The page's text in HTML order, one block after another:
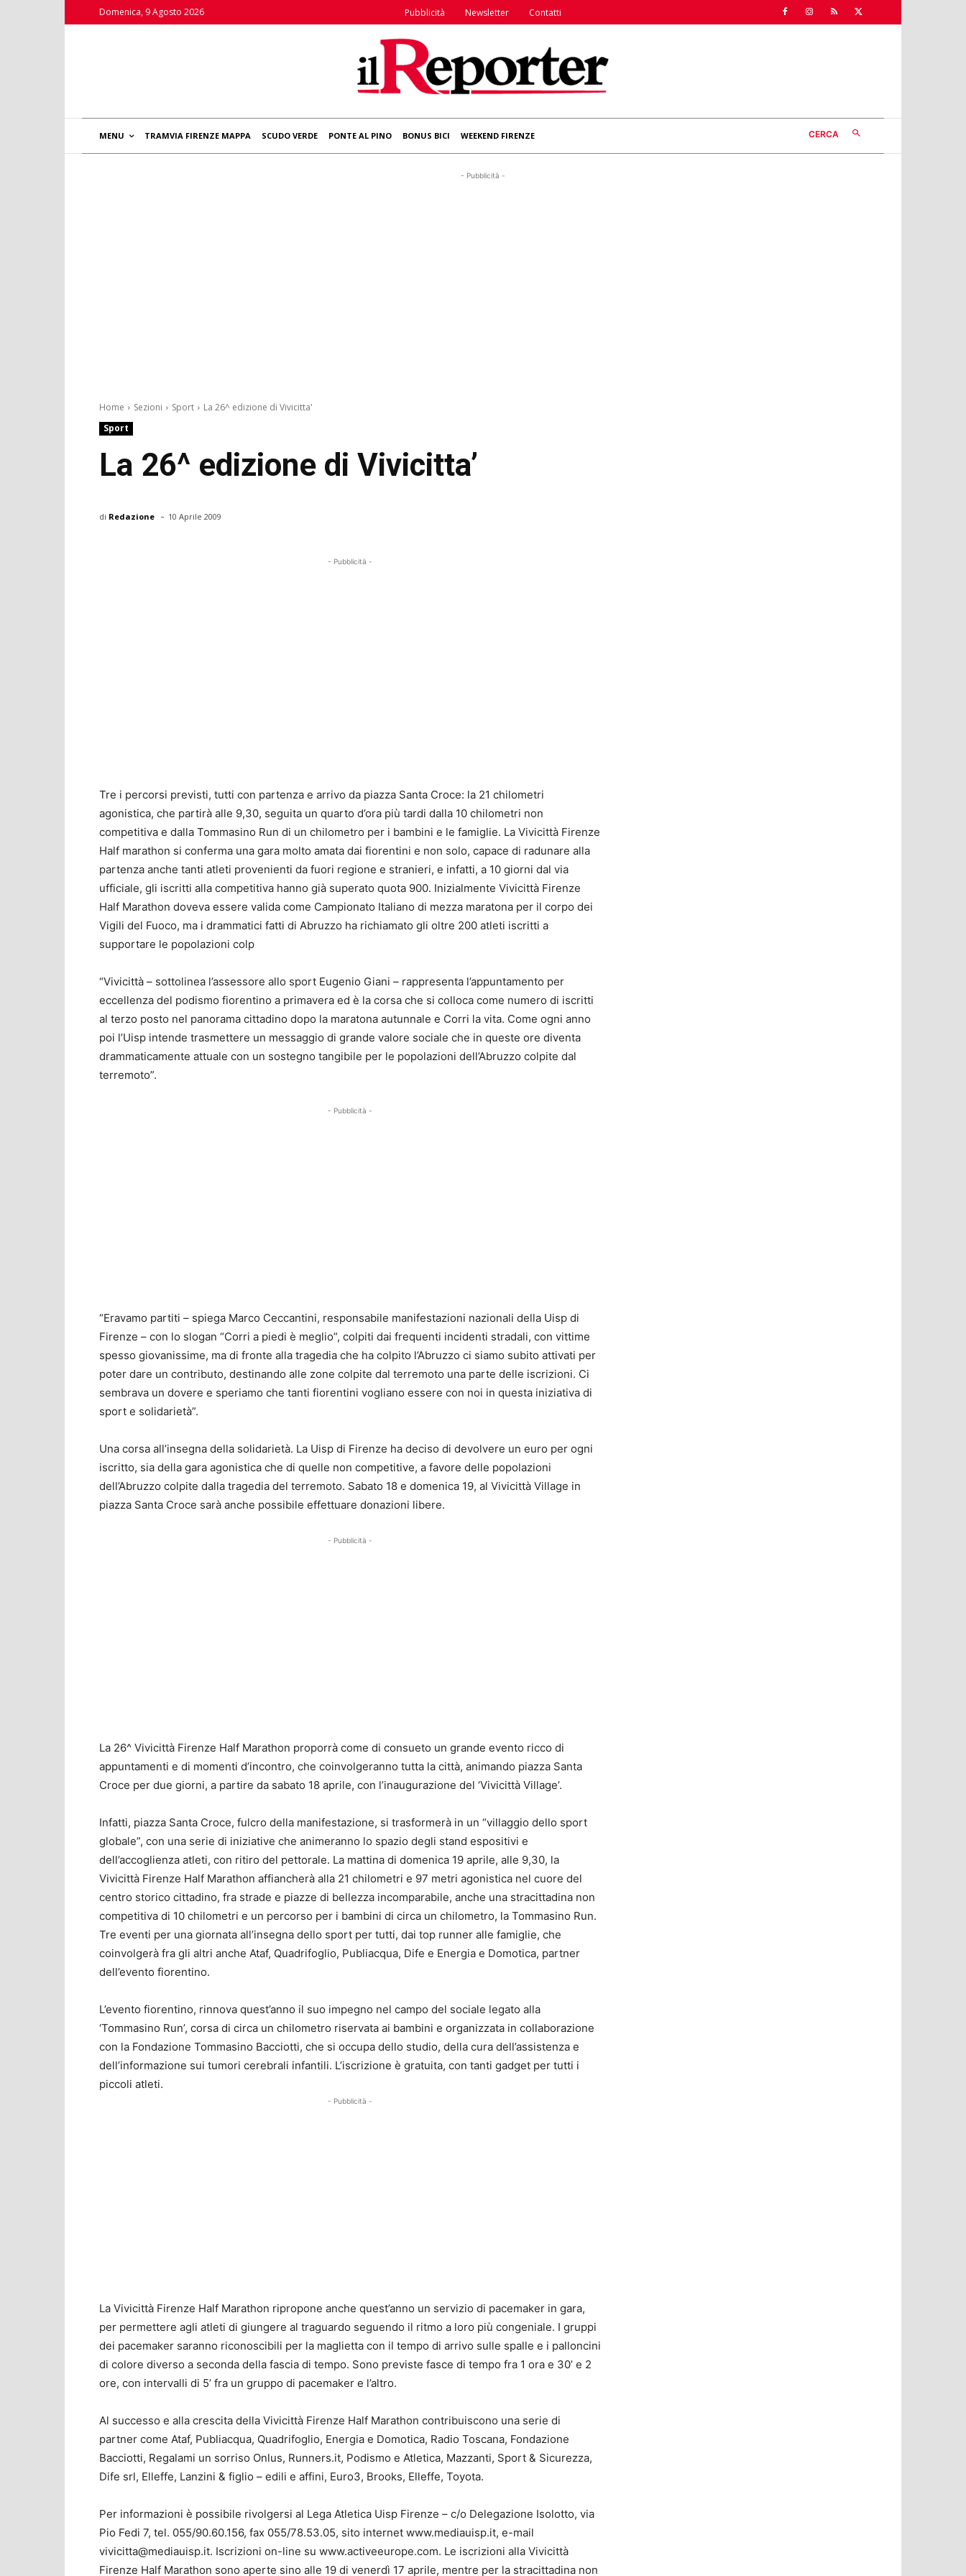
Domenica, 9 Agosto 2026 Pubblicità Newsletter Contatti
MENU TRAMVIA FIRENZE MAPPA SCUDO VERDE PONTE AL PINO BONUS BICI WEEKEND FIRENZE CERCA
- Pubblicità -
Home Sezioni Sport
La 26^ edizione di Vivicitta'
Sport
La 26^ edizione di Vivicitta’
di Redazione - 10 Aprile 2009
- Pubblicità -
Tre i percorsi previsti, tutti con partenza e arrivo da piazza Santa Croce: la 21 chilometri
agonistica, che partirà alle 9,30, seguita un quarto d’ora più tardi dalla 10 chilometri non
competitiva e dalla Tommasino Run di un chilometro per i bambini e le famiglie. La Vivicittà Firenze
Half marathon si conferma una gara molto amata dai fiorentini e non solo, capace di radunare alla
partenza anche tanti atleti provenienti da fuori regione e stranieri, e infatti, a 10 giorni dal via
ufficiale, gli iscritti alla competitiva hanno già superato quota 900. Inizialmente Vivicittà Firenze
Half Marathon doveva essere valida come Campionato Italiano di mezza maratona per il corpo dei
Vigili del Fuoco, ma i drammatici fatti di Abruzzo ha richiamato gli oltre 200 atleti iscritti a
supportare le popolazioni colp
“Vivicittà – sottolinea l’assessore allo sport Eugenio Giani – rappresenta l’appuntamento per
eccellenza del podismo fiorentino a primavera ed è la corsa che si colloca come numero di iscritti
al terzo posto nel panorama cittadino dopo la maratona autunnale e Corri la vita. Come ogni anno
poi l’Uisp intende trasmettere un messaggio di grande valore sociale che in queste ore diventa
drammaticamente attuale con un sostegno tangibile per le popolazioni dell’Abruzzo colpite dal
terremoto”.
- Pubblicità -
“Eravamo partiti – spiega Marco Ceccantini, responsabile manifestazioni nazionali della Uisp di
Firenze – con lo slogan “Corri a piedi è meglio”, colpiti dai frequenti incidenti stradali, con vittime
spesso giovanissime, ma di fronte alla tragedia che ha colpito l’Abruzzo ci siamo subito attivati per
poter dare un contributo, destinando alle zone colpite dal terremoto una parte delle iscrizioni. Ci
sembrava un dovere e speriamo che tanti fiorentini vogliano essere con noi in questa iniziativa di
sport e solidarietà”.
Una corsa all’insegna della solidarietà. La Uisp di Firenze ha deciso di devolvere un euro per ogni
iscritto, sia della gara agonistica che di quelle non competitive, a favore delle popolazioni
dell’Abruzzo colpite dalla tragedia del terremoto. Sabato 18 e domenica 19, al Vivicittà Village in
piazza Santa Croce sarà anche possibile effettuare donazioni libere.
- Pubblicità -
La 26^ Vivicittà Firenze Half Marathon proporrà come di consueto un grande evento ricco di
appuntamenti e di momenti d’incontro, che coinvolgeranno tutta la città, animando piazza Santa
Croce per due giorni, a partire da sabato 18 aprile, con l’inaugurazione del ‘Vivicittà Village’.
Infatti, piazza Santa Croce, fulcro della manifestazione, si trasformerà in un “villaggio dello sport
globale”, con una serie di iniziative che animeranno lo spazio degli stand espositivi e
dell’accoglienza atleti, con ritiro del pettorale. La mattina di domenica 19 aprile, alle 9,30, la
Vivicittà Firenze Half Marathon affiancherà alla 21 chilometri e 97 metri agonistica nel cuore del
centro storico cittadino, fra strade e piazze di bellezza incomparabile, anche una stracittadina non
competitiva di 10 chilometri e un percorso per i bambini di circa un chilometro, la Tommasino Run.
Tre eventi per una giornata all’insegna dello sport per tutti, dai top runner alle famiglie, che
coinvolgerà fra gli altri anche Ataf, Quadrifoglio, Publiacqua, Dife e Energia e Domotica, partner
dell’evento fiorentino.
L’evento fiorentino, rinnova quest’anno il suo impegno nel campo del sociale legato alla
‘Tommasino Run’, corsa di circa un chilometro riservata ai bambini e organizzata in collaborazione
con la Fondazione Tommasino Bacciotti, che si occupa dello studio, della cura dell’assistenza e
dell’informazione sui tumori cerebrali infantili. L’iscrizione è gratuita, con tanti gadget per tutti i
piccoli atleti.
- Pubblicità -
La Vivicittà Firenze Half Marathon ripropone anche quest’anno un servizio di pacemaker in gara,
per permettere agli atleti di giungere al traguardo seguendo il ritmo a loro più congeniale. I gruppi
dei pacemaker saranno riconoscibili per la maglietta con il tempo di arrivo sulle spalle e i palloncini
di colore diverso a seconda della fascia di tempo. Sono previste fasce di tempo fra 1 ora e 30’ e 2
ore, con intervalli di 5’ fra un gruppo di pacemaker e l’altro.
Al successo e alla crescita della Vivicittà Firenze Half Marathon contribuiscono una serie di
partner come Ataf, Publiacqua, Quadrifoglio, Energia e Domotica, Radio Toscana, Fondazione
Bacciotti, Regalami un sorriso Onlus, Runners.it, Podismo e Atletica, Mazzanti, Sport & Sicurezza,
Dife srl, Elleffe, Lanzini & figlio – edili e affini, Euro3, Brooks, Elleffe, Toyota.
Per informazioni è possibile rivolgersi al Lega Atletica Uisp Firenze – c/o Delegazione Isolotto, via
Pio Fedi 7, tel. 055/90.60.156, fax 055/78.53.05, sito internet www.mediauisp.it, e-mail
vivicitta@mediauisp.it. Iscrizioni on-line su www.activeeurope.com. Le iscrizioni alla Vivicittà
Firenze Half Marathon sono aperte sino alle 19 di venerdì 17 aprile, mentre per la stracittadina non